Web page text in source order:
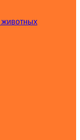
животных